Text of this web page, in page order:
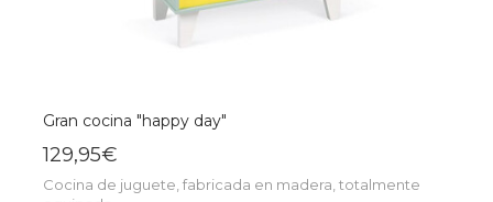
Gran cocina "happy day"
129,95€
Cocina de juguete, fabricada en madera, totalmente